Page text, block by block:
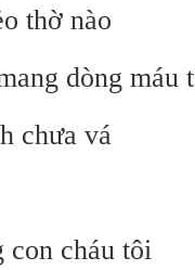
thờ nào
dòng máu
chưa vá
con cháu tôi